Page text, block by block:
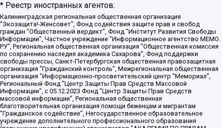
* Реестр иностранных агентов:
Калининградская региональная общественная организация "Экозащита!-Женсовет", Фонд содействия защите прав и свобод граждан "Общественный вердикт", Фонд "Институт Развития Свободы Информации", Частное учреждение "Информационное агентство МЕМО. РУ", Региональная общественная организация "Общественная комиссия по сохранению наследия академика Сахарова", Фонд поддержки свободы прессы, Санкт-Петербургская общественная правозащитная организация "Гражданский контроль", Межрегиональная общественная организация "Информационно-просветительский центр "Мемориал", Региональный Фонд "Центр Защиты Прав Средств Массовой Информации", с 05.12.2023 Фонд "Центр Защиты Прав Средств массовой информации", Региональная общественная благотворительная организация помощи беженцам и мигрантам "Гражданское содействие", Негосударственное образовательное учреждение дополнительного профессионального образования (повышение квалификации) специалистов "АКАДЕМИЯ ПО ПРАВАМ ЧЕЛОВЕКА", Свердловская региональная общественная организация "Сутяжник", Автономная некоммерческая организация "Центр независимых социологических исследований", Союз общественных объединений "Российский исследовательский центр по правам человека", Региональное общественное учреждение научно-информационный центр "МЕМОРИАЛ", Некоммерческая организация "Фонд защиты гласности", Автономная некоммерческая организация "Институт прав человека", Городская общественная организация "Екатеринбургское общество "МЕМОРИАЛ", Городская общественная организация "Рязанское историко-просветительское и правозащитное общество "Мемориал" (Рязанский Мемориал), Челябинский региональный орган общественной самодеятельности – женское общественное объединение "Женщины Евразии", Челябинский региональный орган общественной самодеятельности "Уральская правозащитная группа", Фонд содействия защите здоровья и социальной справедливости имени Андрея Рылькова, Автономная Некоммерческая Организация "Аналитический Центр Юрия Левады", Автономная некоммерческая организация социальной поддержки населения "Проект Апрель", Региональная общественная организация помощи женщинам и детям, находящимся в кризисной ситуации "Информационно-методический центр "Анна", Фонд содействия развитию массовых коммуникаций и правовому просвещению "Так-так-Так", Фонд содействия устойчивому развитию "Серебряная тайга", Свердловский региональный общественный фонд социальных проектов "Новое время", "Idel.Реалии", Кавказ.Реалии, Крым.Реалии, Телеканал Настоящее Время, Татаро-башкирская служба Радио Свобода (Azatliq Radiosi), Радио Свободная Европа/Радио Свобода (PCE/PC), "Сибирь.Реалии", "Фактограф", Благотворительный фонд помощи осужденным и их семьям, Автономная некоммерческая организация "Институт глобализации и социальных движений", Фонд "В защиту прав заключенных", Частное учреждение "Центр поддержки и содействия развитию средств массовой информации", Пензенский региональный общественный благотворительный фонд "Гражданский союз", "Север.Реалии", Некоммерческая организация Фонд "Правовая инициатива", Общество с ограниченной ответственностью "Радио Свободная Европа/Радио Свобода", Чешское информационное агентство "MEDIUM-ORIENT", Красноярская региональная общественная организация "Мы против СПИДа", Камалягин Денис Николаевич, Маркелов Сергей Евгеньевич, Пономарев Лев Александрович, Савицкая Людмила Алексеевна, Автономная некоммерческая организация "Центр по работе с проблемой насилия "НАСИЛИЮ.НЕТ", Межрегиональный профессиональный союз работников здравоохранения "Альянс врачей", Юридическое лицо, зарегистрированное в Латвийской Республике, SIA "Medusa Project" (регистрационный номер 40103797863, дата регистрации 10.06.2014), Некоммерческая организация "Фонд по борьбе с коррупцией", Автономная некоммерческая организация "Институт права и публичной политики", Баданин Роман Сергеевич, Гликин Максим Александрович, Железнова Мария Михайловна, Лукьянова Юлия Сергеевна, Маетная Елизавета Витальевна, Маняхин Петр Борисович, Чуракова Ольга Владимировна, Ярош Юлия Петровна, Юридическое лицо "The Insider SIA", зарегистрированное в Риге, Латвийская Республика (дата регистрации 26.06.2015), являющееся администратором доменного имени интернет-издания "The Insider SIA", https://theins.ru, Постернак Алексей Евгеньевич, Рубин Михаил Аркадьевич, Анин Роман Александрович, Юридическое лицо Istories fonds, зарегистрированное в Латвийской Республике (регистрационный номер 50008295751, дата регистрации 24.02.2020), Великовский Дмитрий Александрович, Долинина Ирина Николаевна, Мароховская Алеся Алексеевна, Шлейнов Роман Юрьевич, Шмагун Олеся Валентиновна, Общество с ограниченной ответственностью "Альтаир 2021", Общество с ограниченной ответственностью "Вега 2021", Общество с ограниченной ответственностью "Главный редактор 2021", Общество с ограниченной ответственностью "Ромашки монолит", Важенков Артем Валерьевич, Ивановская областная общественная организация "Центр гендерных исследований", Гурман Юрий Альбертович, Медиапроект "ОВД-Инфо", Егоров Владимир Владимирович, Жилинский Владимир Александрович, Общество с ограниченной ответственностью "ЗП", Иванова София Юрьевна, Карезина Инна Павловна, Кильтау Екатерина Викторовна, Петров Алексей Викторович, Пискунов Сергей Евгеньевич, Смирнов Сергей Сергеевич, Тихонов Михаил Сергеевич, Общество с ограниченной ответственностью "ЖУРНАЛИСТ-ИНОСТРАННЫЙ АГЕНТ", Арапова Галина Юрьевна, Вольтская Татьяна Анатольевна, Американская компания "Mason G.E.S. Anonymous Foundation" (США), являющаяся владельцем интернет-издания https://mnews.world/, Компания "Stichting Bellingcat", зарегистрированная в Нидерландах (дата регистрации 11.07.2018), Захаров Андрей Вячеславович, Клепиковская Екатерина Дмитриевна, Общество с ограниченной ответственностью "МЕМО", Перл Роман Александрович, Симонов Евгений Алексеевич, Соловьева Елена Анатольевна, Сотников Даниил Владимирович, Сурначева Елизавета Дмитриевна, Автономная некоммерческая организация по защите прав человека и информированию населения "Якутия – Наше Мнение", Общество с ограниченной ответственностью "Москоу диджитал медиа", с 26.01.2023 Общество с ограниченной ответственностью "Чайка Белые сады", Ветошкина Валерия Валерьевна, Заговора Максим Александрович, Межрегиональное общественное движение "Российская ЛГБТ - сеть", Оленичев Максим Владимирович, Павлов Иван Юрьевич, Скворцова Елена Сергеевна, Общество с ограниченной ответственностью "Как бы инагент", Кочетков Игорь Викторович, Общество с ограниченной ответственностью "Честные выборы", Еланчик Олег Александрович, Общество с ограниченной ответственностью "Нобелевский призыв", Гималова Регина Эмилевна, Григорьев Андрей Валерьевич, Григорьева Алина Александровна, Ассоциация по содействию защите прав призывников, альтернативнослужащих и военнослужащих "Правозащитная группа "Гражданин.Армия.Право", Хисамова Регина Фаритовна, Автономная некоммерческая организация по реализации социально-правовых программ "Лилит", Дальневосточное общественное движение "Маяк", Санкт-Петербургская ЛГБТ-инициативная группа "Выход", Инициативная группа ЛГБТ+ "Реверс", Алексеев Андрей Викторович, Бекбулатова Таисия Львовна, Беляев Иван Михайлович, Владыкина Елена Сергеевна, Гельман Марат Александрович, Никульшина Вероника Юрьевна, Толоконникова Надежда Андреевна, Шендерович Виктор Анатольевич, Общество с ограниченной ответственностью "Данное сообщение", Общество с ограниченной ответственностью Издательский дом "Новая глава", Айнбиндер Александра Александровна, Московский комьюнити-центр для ЛГБТ+инициатив, Благотворительный фонд развития филантропии, Deutsche Welle (Германия, Kurt-Schumacher-Strasse 3, 53113 Bonn), Борзунова Мария Михайловна, Воробьев Виктор Викторович, Голубева Анна Львовна, Константинова Алла Михайловна, Малкова Ирина Владимировна, Мурадов Мурад Абдулгалимович, Осетинская Елизавета Николаевна, Понасенков Евгений Николаевич, Ганапольский Матвей Юрьевич, Киселев Евгений Алексеевич, Борухович Ирина Григорьевна, Дремин Иван Тимофеевич, Дубровский Дмитрий Викторович, Красноярская региональная общественная организация поддержки и развития альтернативных образовательных технологий и межкультурных коммуникаций "ИНТЕРРА", Маяковская Екатерина Алексеевна, Фейгин Марк Захарович, Филимонов Андрей Викторович, Дзугкоева Регина Николаевна, Доброхотов Роман Александрович, Дудь Юрий Александрович, Елкин Сергей Владимирович, Кругликов Кирилл Игоревич, Сабунаева Мария Леонидовна, Семенов Алексей Владимирович, Шаинян Карен Багратович, Шульман Екатерина Михайловна, Асафьев Артур Валерьевич, Вахштайн Виктор Семенович, Венедиктов Алексей Алексеевич, Лушникова Екатерина Евгеньевна, Волков Леонид Михайлович, Невзоров Александр Глебович, Пархоменко Сергей Борисович, Сироткин Ярослав Николаевич, Кара-Мурза Владимир Владимирович, Баранова Наталья Владимировна, Гозман Леонид Яковлевич, Кагарлицкий Борис Юльевич, Климарев Михаил Валерьевич, Милов Владимир Станиславович, Автономная некоммерческая организация Краснодарский центр современного искусства "Типография", Моргенштерн Алишер Тагирович, Соболь Любовь Эдуардовна, Общество с ограниченной ответственностью "ЛИЗА НОРМ", Каспаров Гарри Кимович, Ходорковский Михаил Борисович, Общество с ограниченной ответственностью "Апрельские тезисы", Данилович Ирина Брониславовна, Кашин Олег Владимирович, Петров Николай Владимирович, Пивоваров Алексей Владимирович, Соколов Михаил Владимирович, Цветкова Юлия Владимировна, Чичваркин Евгений Александрович, Комитет против пыток/Команда против пыток, Общество с ограниченной ответственностью "Первый научный", Общество с ограниченной ответственностью "Вертолет и ко", Белоцерковская Вероника Борисовна, Кац Максим Евгеньевич, Лазарева Татьяна Юрьевна, Шаведдинов Руслан Табризович, Яшин Илья Валерьевич, Общество с ограниченной ответственностью "Иноагент ААВ", Алешковский Дмитрий Петрович, Альбац Евгения Марковна, Быков Дмитрий Львович, Галямина Юлия Евгеньевна, Лойко Сергей Леонидович, Мартынов Кирилл Константинович, Медведев Сергей Александрович, Крашенинников Федор Геннадиевич, Гордеева Катерина Вл